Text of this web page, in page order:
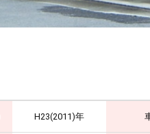
H23(2011)年